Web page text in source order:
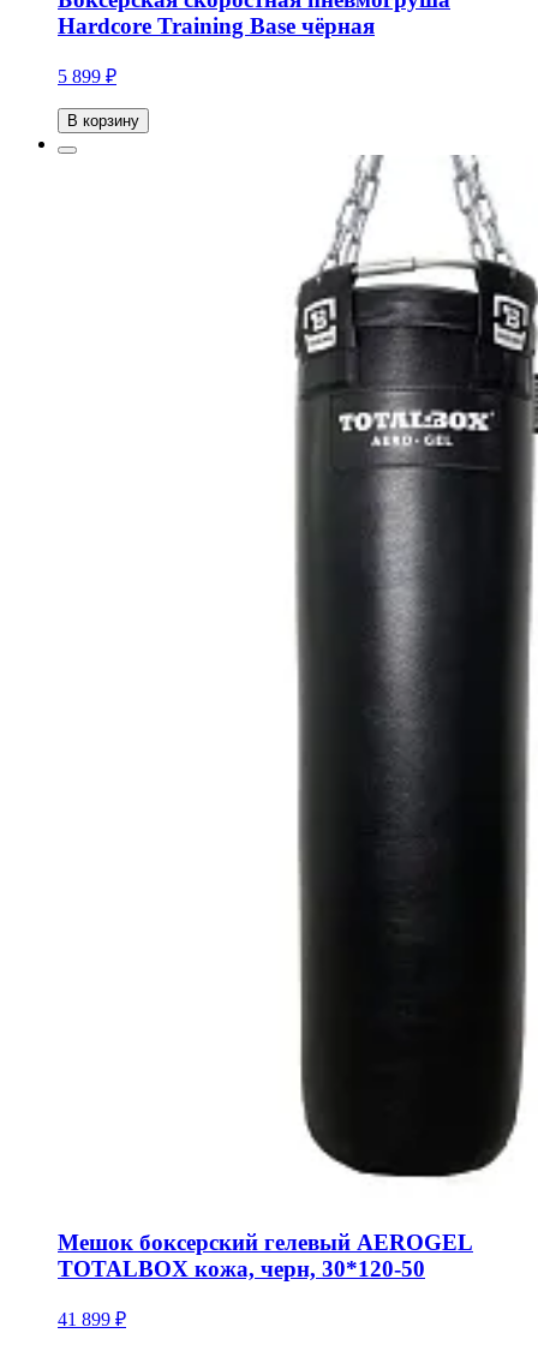
Hardcore Training Base чёрная
5 899 ₽
В корзину
Мешок боксерский гелевый AEROGEL
TOTALBOX кожа, черн, 30*120-50
41 899 ₽